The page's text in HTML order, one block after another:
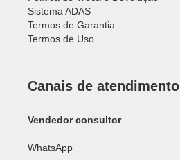
Sistema ADAS
Termos de Garantia
Termos de Uso
Canais de atendimento
Vendedor consultor
WhatsApp